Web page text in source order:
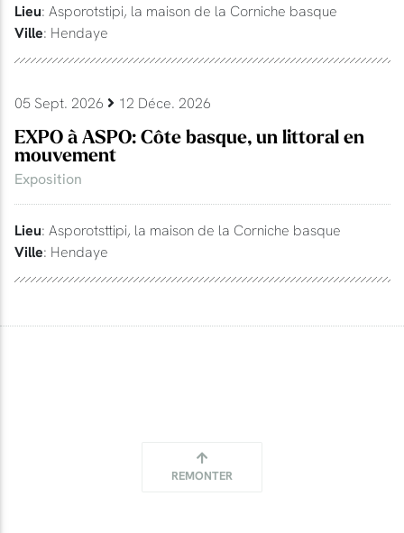
Lieu: Asporotstipi, la maison de la Corniche basque
Ville: Hendaye
05 Sept. 2026 12 Déce. 2026
EXPO à ASPO: Côte basque, un littoral en
mouvement
Exposition
Lieu: Asporotsttipi, la maison de la Corniche basque
Ville: Hendaye
REMONTER